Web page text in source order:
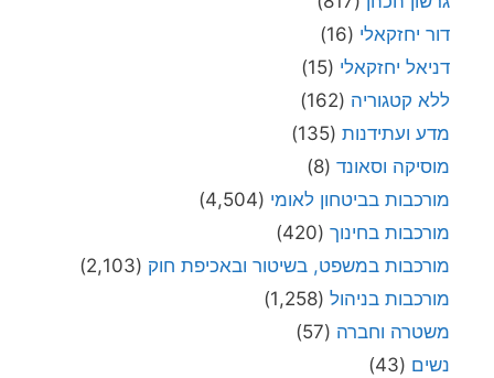
דור יחזקאלי (16)
דניאל יחזקאלי (15)
ללא קטגוריה (162)
מדע ועתידנות (135)
מוסיקה וסאונד (8)
מורכבות בביטחון לאומי (4,504)
מורכבות בחינוך (420)
מורכבות במשפט, בשיטור ובאכיפת חוק (2,103)
מורכבות בניהול (1,258)
משטרה וחברה (57)
נשים (43)